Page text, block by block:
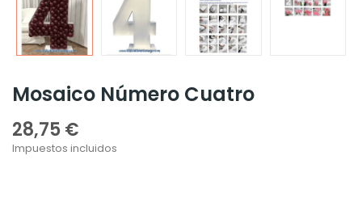
Mosaico Número Cuatro
28,75 €
Impuestos incluidos